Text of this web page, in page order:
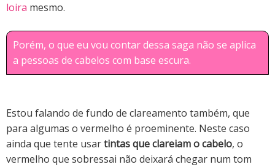
loira mesmo.
Porém, o que eu vou contar dessa saga não se aplica
a pessoas de cabelos com base escura.
Estou falando de fundo de clareamento também, que
para algumas o vermelho é proeminente. Neste caso
ainda que tente usartintas que clareiam o cabelo, o
vermelho que sobressai não deixará chegar num tom